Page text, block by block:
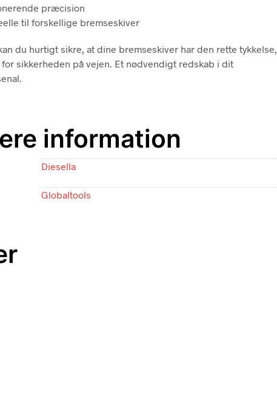
præcision
til forskellige bremseskiver
du hurtigt sikre, at dine bremseskiver har den rette tykkelse,
sikkerheden på vejen. Et nødvendigt redskab i dit
information
Diesella
Globaltools